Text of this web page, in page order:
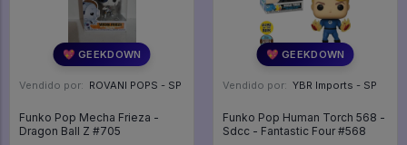
💖 GEEKDOWN
Vendido por: ROVANI POPS - SP
Funko Pop Mecha Frieza -
Dragon Ball Z #705
💖 GEEKDOWN
Vendido por: YBR Imports - SP
Funko Pop Human Torch 568 -
Sdcc - Fantastic Four #568